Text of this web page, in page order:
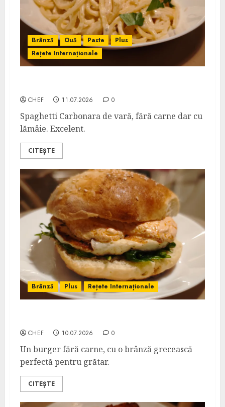
Brânză Ouă Paste
Plus
Rețete Internaționale
CHEF 11.07.2026 0
Spaghetti Carbonara de vară, fără carne dar cu
lămâie. Excelent.
CITEȘTE
Brânză Plus Rețete Internaționale
CHEF 10.07.2026 0
Un burger fără carne, cu o brânză grecească
perfectă pentru grătar.
CITEȘTE